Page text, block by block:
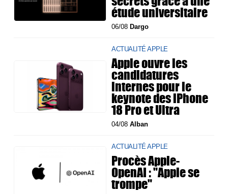
étude universitaire
06/08 Dargo
ACTUALITÉ APPLE
Apple ouvre les
candidatures
internes pour le
keynote des iPhone
18 Pro et Ultra
04/08Alban
ACTUALITÉ APPLE
Procès Apple-
OpenAI : "Apple se
trompe"